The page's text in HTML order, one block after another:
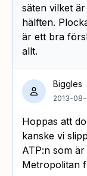
säten vilket
hälften.
är ett bra
allt.
Biggles
2013-08-
Hoppas att
kanske vi
ATP:n som
Metropolitan